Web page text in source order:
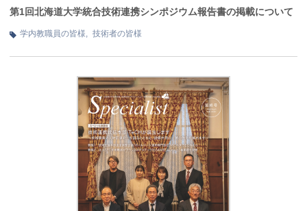
第1回北海道大学統合技術連携シンポジウム報告書の掲載について
学内教職員の皆様 技術者の皆様